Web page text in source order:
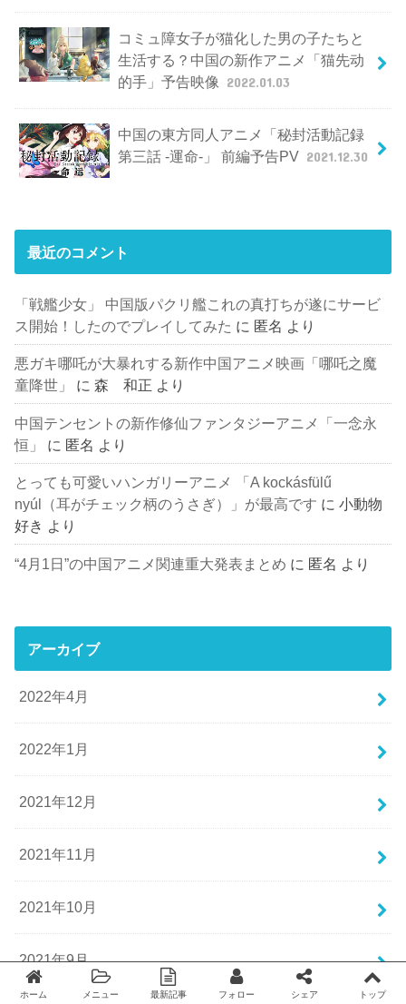
コミュ障女子が猫化した男の子たちと
生活する？中国の新作アニメ「猫先动
的手」予告映像
2022.01.03
中国の東方同人アニメ「秘封活動記録
第三話 -運命-」 前編予告PV 2021.12.30
最近のコメント
「戦艦少女」 中国版パクリ艦これの真打ちが遂にサービ
ス開始！したのでプレイしてみた に 匿名 より
悪ガキ哪吒が大暴れする新作中国アニメ映画「哪吒之魔
童降世」
に森 和正 より
中国テンセントの新作修仙ファンタジーアニメ「一念永
恒」
に 匿名 より
とっても可愛いハンガリーアニメ 「A kockásfülű
nyúl（耳がチェック柄のうさぎ）」が最高です に小動物
好き より
“4月1日”の中国アニメ関連重大発表まとめ に 匿名 より
アーカイブ
2022年4月
2022年1月
2021年12月
2021年11月
2021年10月
2021年9月
ホーム メニュー 最新記事 フォロー シェア トップ
Twitter facebook